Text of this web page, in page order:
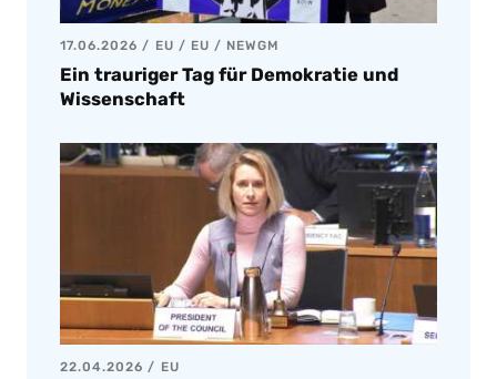
17.06.2026 EU / EU / NEWGM
Ein trauriger Tag für Demokratie und
Wissenschaft
22.04.2026 EU